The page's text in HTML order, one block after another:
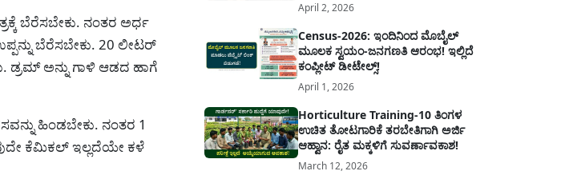
ಬೆರೆಸಬೇಕು. ನಂತರ ಅರ್ಧ
ಬೆರೆಸಬೇಕು. 20 ಲೀಟರ್
ಡ್ರಮ್ ಅನ್ನು ಗಾಳಿ ಆಡದ ಹಾಗೆ
ಹಿಂಡಬೇಕು. ನಂತರ 1
ಕೆಮಿಕಲ್ ಇಲ್ಲದೆಯೇ ಕಳೆ
April 2, 2026
Census-2026: ಇಂದಿನಿಂದ ಮೊಬೈಲ್
ಮೂಲಕ ಸ್ವಯಂ-ಜನಗಣತಿ ಆರಂಭ! ಇಲ್ಲಿದೆ
ಕಂಪ್ಲೀಟ್ ಡೀಟೇಲ್ಸ್!
April 1, 2026
Horticulture Training-10 ತಿಂಗಳ
ಉಚಿತ ತೋಟಗಾರಿಕೆ ತರಬೇತಿಗಾಗಿ ಅರ್ಜಿ
ಆಹ್ವಾನ: ರೈತ ಮಕ್ಕಳಿಗೆ ಸುವರ್ಣಾವಕಾಶ!
March 12, 2026